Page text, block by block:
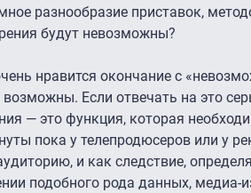
разнообразие приставок,
будут невозможны?
нравится окончание с
Если отвечать на это
— это функция, которая
пока у телепродюсеров или у
и как следствие,
подобного рода данных, медиа-